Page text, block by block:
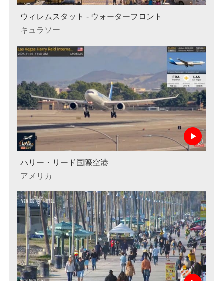
ウィレムスタット - ウォーターフロント
キュラソー
ハリー・リード国際空港
アメリカ